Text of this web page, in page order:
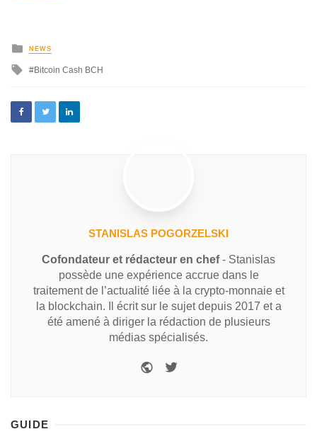
NEWS
Bitcoin Cash BCH
STANISLAS POGORZELSKI
Cofondateur et rédacteur en chef- Stanislas
possède une expérience accrue dans le
traitement de l’actualité liée à la crypto-monnaie et
la blockchain. Il écrit sur le sujet depuis 2017 et a
été amené à diriger la rédaction de plusieurs
médias spécialisés.
GUIDE